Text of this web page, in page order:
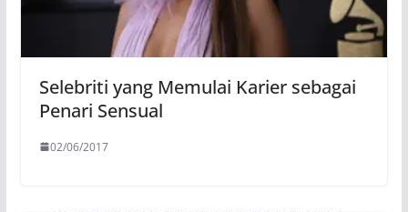
Selebriti yang Memulai Karier sebagai
Penari Sensual
02/06/2017